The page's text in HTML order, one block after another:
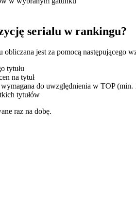
serialu w rankingu?
obliczana jest za pomocą następującego
tytułu
na tytuł
do uwzględnienia w TOP (min.
tytułów
raz na dobę.